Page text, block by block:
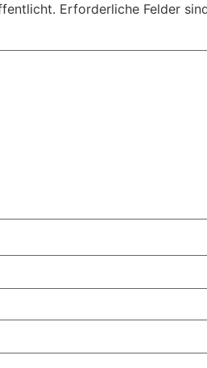
Erforderliche Felder